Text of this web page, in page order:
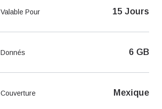
Valable Pour 15 Jours
Donnés 6 GB
Couverture Mexique